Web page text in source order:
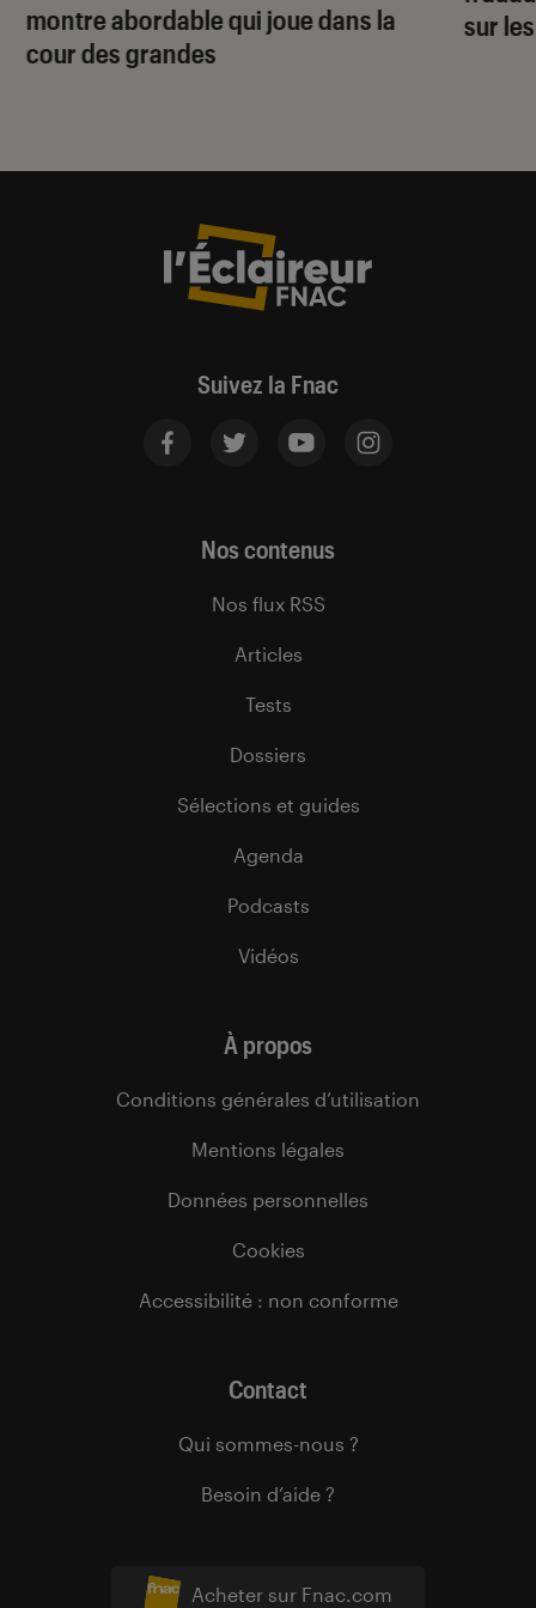
montre abordable qui joue dans la
cour des grandes
sur
Suivez la Fnac
Acheter sur Fnac.com
Nos contenus
Nos flux RSS
Articles
Tests
Dossiers
Sélections et guides
Agenda
Podcasts
Vidéos
À propos
Conditions générales d’utilisation
Mentions légales
Données personnelles
Cookies
Accessibilité : non conforme
Contact
Qui sommes-nous ?
Besoin d’aide ?